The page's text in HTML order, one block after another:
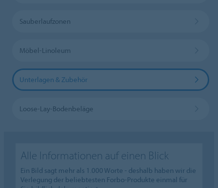
Sauberlaufzonen
Möbel-Linoleum
Unterlagen & Zubehör
Loose-Lay-Bodenbeläge
Alle Informationen auf einen Blick
Ein Bild sagt mehr als 1.000 Worte - deshalb haben wir die
Verlegung der beliebtesten Forbo-Produkte einmal für